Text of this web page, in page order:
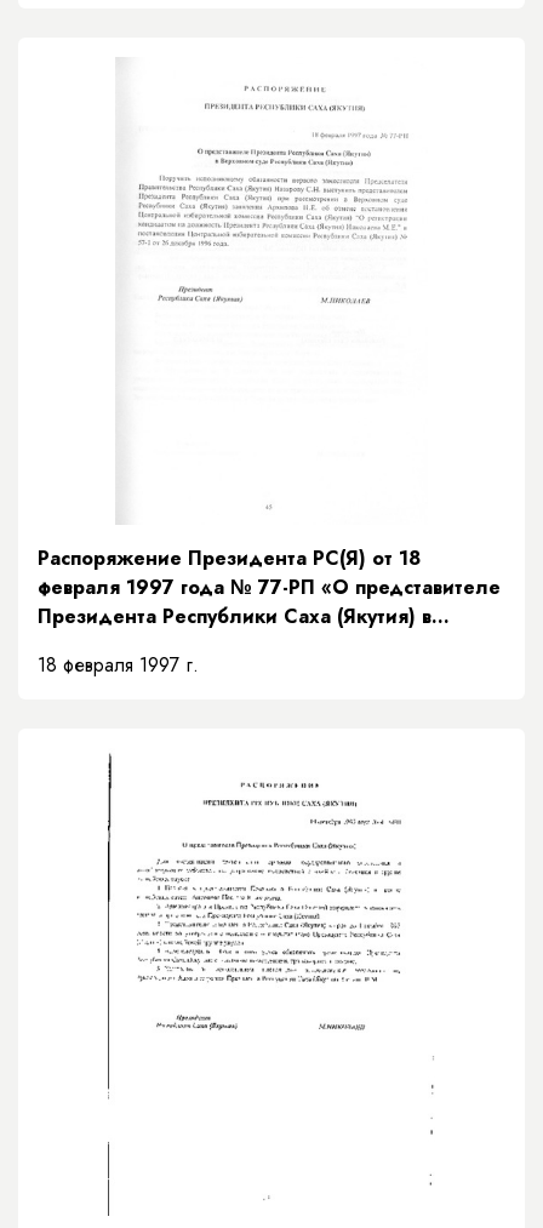
Распоряжение Президента РС(Я) от 18
февраля 1997 года № 77-РП «О представителе
Президента Республики Саха (Якутия) в
18 февраля 1997 г.